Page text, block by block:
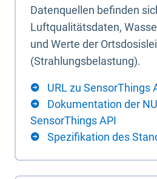
Datenquellen befinden
Luftqualitätsdaten,
und Werte der
(Strahlungsbelastung).
URL zu SensorThings
Dokumentation der
SensorThings API
Spezifikation des